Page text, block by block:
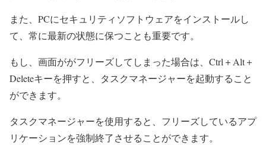
また、PCにセキュリティソフトウェアをインストールし
て、常に最新の状態に保つことも重要です。
もし、画面ががフリーズしてしまった場合は、Ctrl＋Alt＋
Deleteキーを押すと、タスクマネージャーを起動すること
ができます。
タスクマネージャーを使用すると、フリーズしているアプ
リケーションを強制終了させることができます。